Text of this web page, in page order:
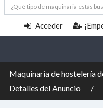
Acceder
Maquinaria de hostelería
Detalles del Anuncio